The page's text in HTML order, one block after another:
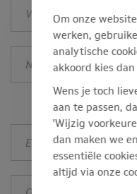
deelnemer
*
deelnemer
*
mail
verantwoordelijke
Opmerkingen
Om onze
werken,
analytische
akkoord kies
Wens je toch
aan te passen,
'Wijzig
dan maken we
essentiële
altijd via onze